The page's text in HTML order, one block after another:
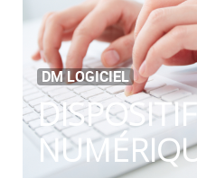
DM LOGICIEL